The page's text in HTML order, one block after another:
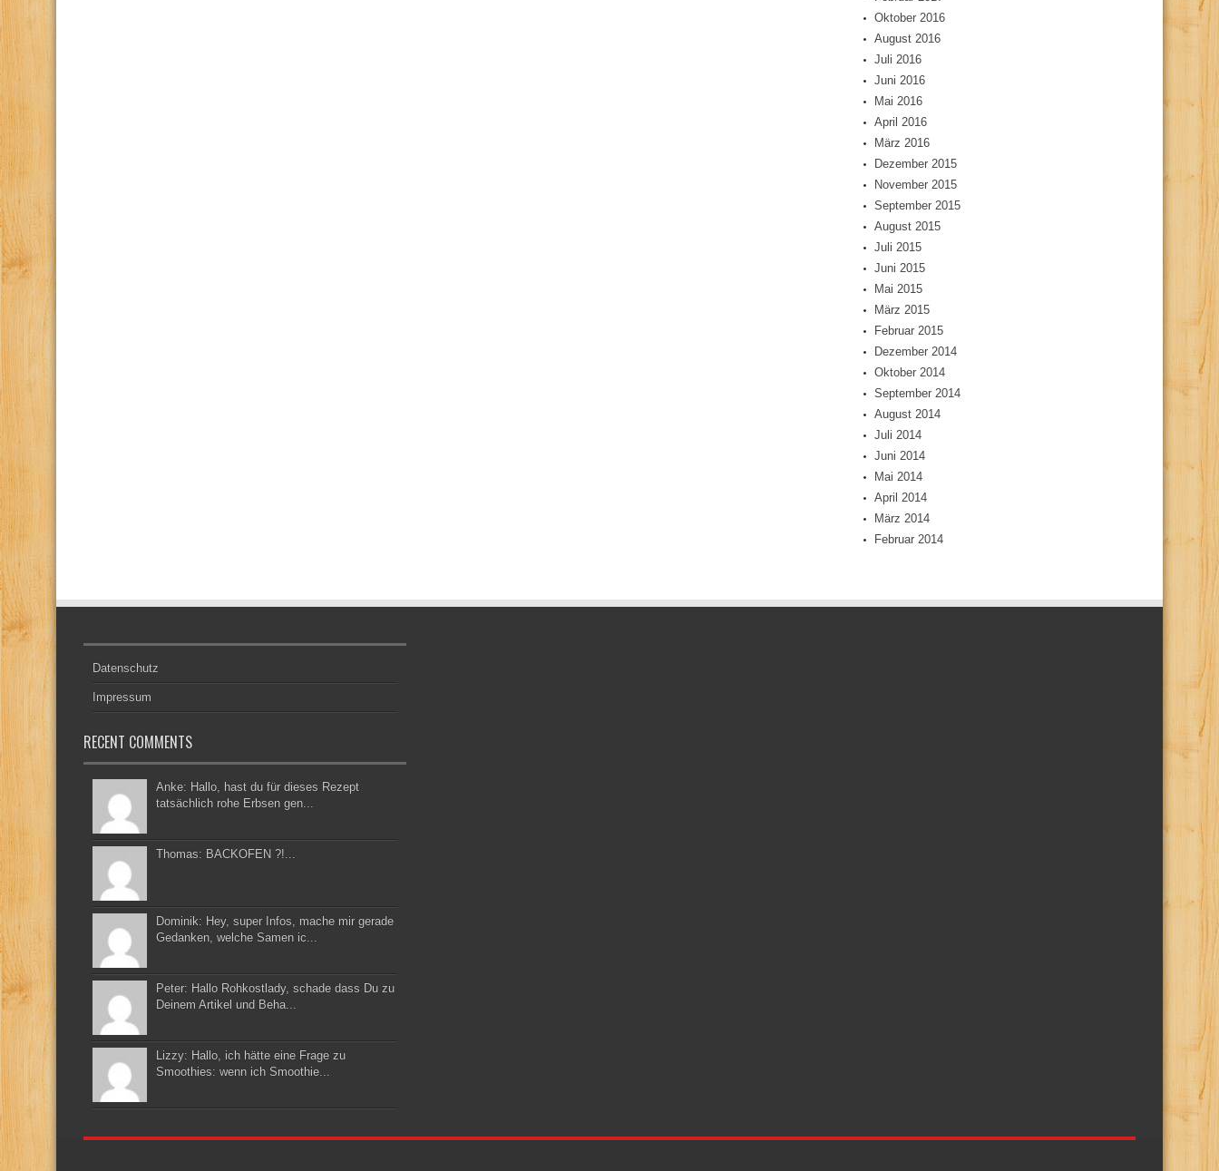
Oktober 2016
August 2016
Juli 2016
Juni 2016
Mai 2016
April 2016
März 2016
Dezember 2015
November 2015
September 2015
August 2015
Juli 2015
Juni 2015
Mai 2015
März 2015
Februar 2015
Dezember 2014
Oktober 2014
September 2014
August 2014
Juli 2014
Juni 2014
Mai 2014
April 2014
März 2014
Februar 2014
Datenschutz
Impressum
RECENT COMMENTS
Anke: Hallo, hast du für dieses Rezept
tatsächlich rohe Erbsen gen...
Thomas: BACKOFEN ?!...
Dominik: Hey, super Infos, mache mir gerade
Gedanken, welche Samen ic...
Peter: Hallo Rohkostlady, schade dass Du zu
Deinem Artikel und Beha...
Lizzy: Hallo, ich hätte eine Frage zu
Smoothies: wenn ich Smoothie...